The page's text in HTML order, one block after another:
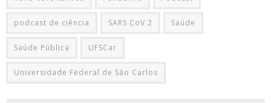
podcast de ciência SARS CoV 2 Saúde
Saúde Pública UFSCar
Universidade Federal de São Carlos